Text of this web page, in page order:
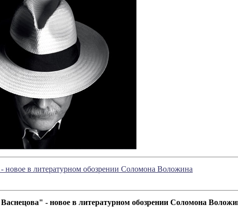
новое в литературном обозрении Соломона Воложина
- новое в литературном обозрении Соломона